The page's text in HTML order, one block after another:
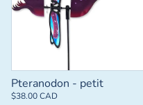
Pteranodon - petit
$38.00 CAD